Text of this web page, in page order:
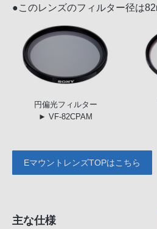
●このレンズのフィルター径は
円偏光フィルター
► VF-82CPAM
EマウントレンズTOPはこちら
主な仕様